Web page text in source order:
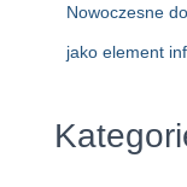
Nowoczesne
jako element